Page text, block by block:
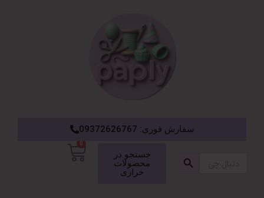
سفارش فوری: 09372626767
برای:
جستجو در
محصولات
خرازی
0